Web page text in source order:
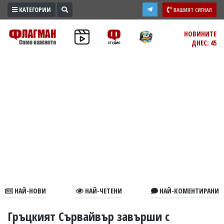
ПРОМО
ЗОНА
В
КАТЕГОРИИ ВАШИЯТ СИГНАЛ
НОВИНИТЕ
ДНЕС: 45
НАЙ-НОВИ НАЙ-ЧЕТЕНИ НАЙ-КОМЕНТИРАНИ
Гръцкият Сървайвър завърши с